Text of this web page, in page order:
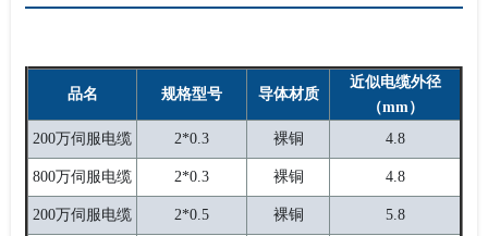
品名 规格型号 导体材质
近似电缆外径
（mm）
200万伺服电缆
2*0.3 裸铜 4.8
800万伺服电缆 2*0.3 裸铜 4.8
200万伺服电缆 2*0.5 裸铜 5.8